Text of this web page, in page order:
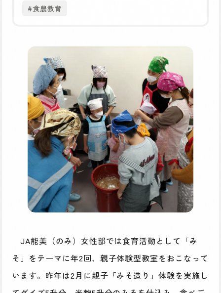
#食農教育
JA能美（のみ）女性部では食育活動として「み
そ」をテーマに年2回、親子体験型教室をおこなって
います。昨年は2月に親子「みそ造り」体験を実施し